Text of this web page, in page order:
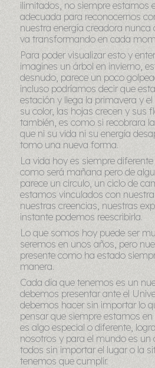
ilimitados, no siempre estamos
adecuada para reconocernos
nuestra energía creadora nunca
va transformando en cada
Para poder visualizar esto y
imagines un árbol en invierno,
desnudo, parece un poco
incluso podríamos decir que
estación y llega la primavera y
su color, las hojas crecen y sus
también, es como si recobrara
que ni su vida ni su energía
tomo una nueva forma.
La vida hoy es siempre
como será mañana pero de
parece un circulo, un ciclo de
estamos vinculados con
nuestras creencias, nuestras
instante podemos reescribirla.
Lo que somos hoy puede ser
seremos en unos años, pero
presente como ha estado
manera.
Cada día que tenemos es un
debemos presentar ante el
debemos hacer sin importar lo
pensar que siempre estamos
es algo especial o diferente,
nosotros y para el mundo es un
todos sin importar el lugar o la
tenemos que cumplir.